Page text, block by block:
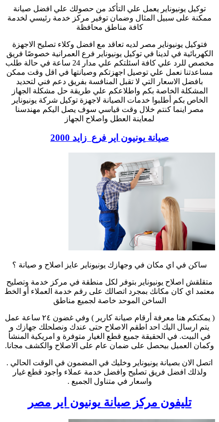
توكيل يونيوناير يعمل علي التأكد من حصولك علي افضل صيانة
ممكنة على سبيل المثال وضمان توفير مركز خدمة رئيسي لخدمة
كافة مناطق محافظة
فتوكيل يونيوناير مصر لديه تعاقد مع افضل وكلاء تصليح الاجهزة
الكهربائية في لدينا في توكيل يونيوناير فرع العمرانية خصوصًا فريق
مخصص للرد علي كافة اسئلتكم علي مدار 24 ساعة في حالة طلب
مساعدتنا نعمل علي توصيل اجهزتكم وصيانتها في اقل وقت ممكن
بافضل الاسعار التي لا تقبل المنافسة بفريق دعم فني لتحديد
المشكلة الخاصة بكم واطلاعكم علي طريقة حل مشكلة الجهاز
الخاص بكم أطلبوا خدمات الصيانة لاجهزة توكيل شركة يونيوناير
مصر اينما كنتم خلال وقت قياسي سوف يصل اليكم مهندسنا
لمعاينة العطل واصلاح الجهاز
صيانة يونيون اير فرع زايد 2000
ساكن في اي مكان في وجهازك يونيوناير عايز اصلاح و صيانة ؟
متقلقش اصلاح يونيوناير بتوفر لكل منطقة في مركز خدمة وتصليح
معتمد اي كان مكانك بمجرد اتصالك على رقم خدمة العملاء أو الخط
الساخن الموحد خاصة لجميع مناطق
( يمكنكم هنا معرفة أرقام صيانة كارير ) وفي غضون ٢٤ ساعة عمل
يتم ارسال اليك احد اطقم الاصلاح حتى عندك ونصلحلك جهازك و
في البيت. في الحقيقة جميع قطع الغيار متوفرة و امريكية المنشأ
وكمان العميل بيحصل على ضمان عام على الاصلاح والكشف مجانا.
اتصل الان بصيانة يونيوناير وخليك في المضمون في الوقت الحالي .
ولذلك افضل فريق تصليح وافضل خدمة عملاء واجود قطع غيار
واسعار في متناول الجميع .
تليفون مركز صيانة يونيون اير مصر